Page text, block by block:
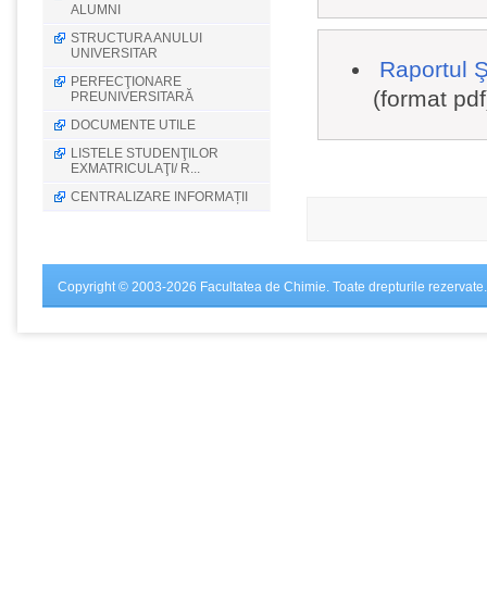
ALUMNI
STRUCTURA ANULUI
UNIVERSITAR
PERFECŢIONARE
PREUNIVERSITARĂ
DOCUMENTE UTILE
LISTELE STUDENŢILOR
EXMATRICULAŢI/ R...
CENTRALIZARE INFORMAȚII
Raportul
(format
Copyright © 2003-2026 Facultatea de Chimie. Toate drepturile